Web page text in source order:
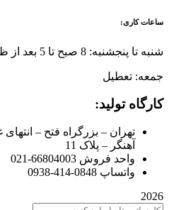
ساعات کاری:
شنبه تا پنجشنبه: 8 صبح تا 5 بعد از ظهر
جمعه: تعطیل
کارگاه تولید:
آهنگر – پلاک 11
واحد فروش 66804003-021
واتساپ 0848-414-0938
2026